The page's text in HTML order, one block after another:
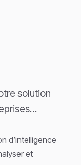
solution
d’intelligence
et